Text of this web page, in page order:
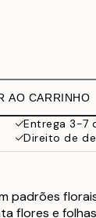
AO CARRINHO
Entrega 3-7
Direito de
padrões
flores e